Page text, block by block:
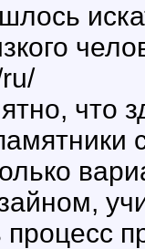
что
процесс